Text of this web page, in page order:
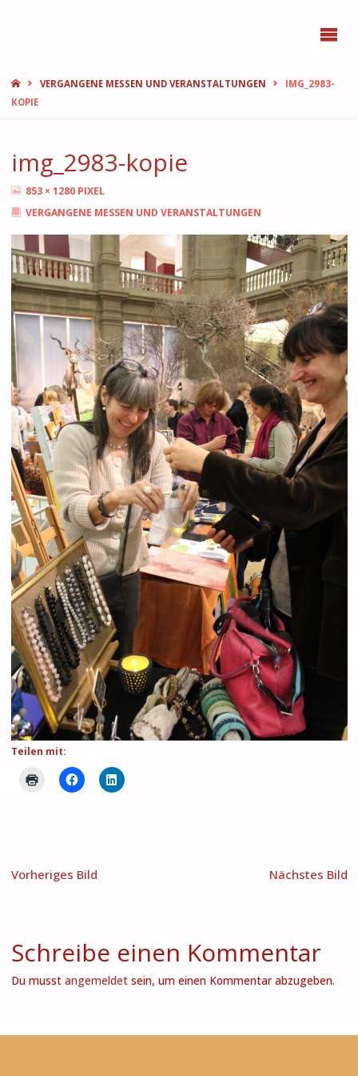
STARTVERGANGENE MESSEN UND VERANSTALTUNGEN
IMG_2983-
KOPIE
img_2983-kopie
ORIGINALGRÖSSE
853 × 1280 PIXEL
VERGANGENE MESSEN UND VERANSTALTUNGEN
Teilen mit:
Vorheriges Bild Nächstes Bild
Schreibe einen Kommentar
Du musst angemeldetsein, um einen Kommentar abzugeben.